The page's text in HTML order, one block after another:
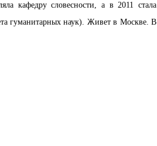
кафедру словесности, а в 2011 стала
гуманитарных наук). Живет в Москве. В